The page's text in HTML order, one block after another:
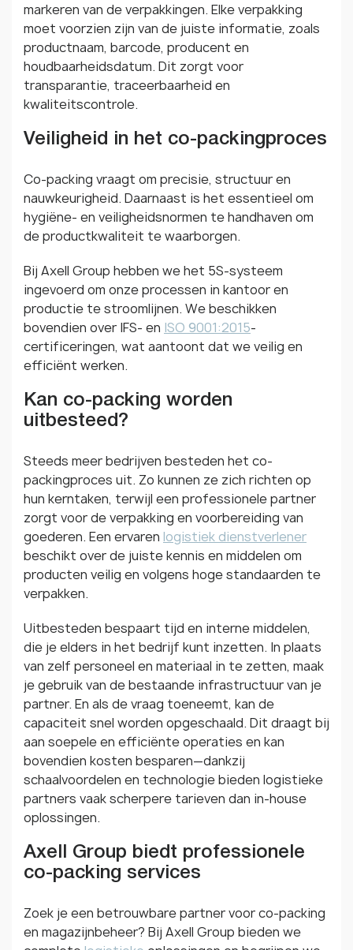
markeren van de verpakkingen. Elke verpakking
moet voorzien zijn van de juiste informatie, zoals
productnaam, barcode, producent en
houdbaarheidsdatum. Dit zorgt voor
transparantie, traceerbaarheid en
kwaliteitscontrole.
Veiligheid in het co-packingproces
Co-packing vraagt om precisie, structuur en
nauwkeurigheid. Daarnaast is het essentieel om
hygiëne- en veiligheidsnormen te handhaven om
de productkwaliteit te waarborgen.
Bij Axell Group hebben we het 5S-systeem
ingevoerd om onze processen in kantoor en
productie te stroomlijnen. We beschikken
bovendien over IFS- en ISO 9001:2015-
certificeringen, wat aantoont dat we veilig en
efficiënt werken.
Kan co-packing worden
uitbesteed?
Steeds meer bedrijven besteden het co-
packingproces uit. Zo kunnen ze zich richten op
hun kerntaken, terwijl een professionele partner
zorgt voor de verpakking en voorbereiding van
goederen. Een ervaren logistiek dienstverlener
beschikt over de juiste kennis en middelen om
producten veilig en volgens hoge standaarden te
verpakken.
Uitbesteden bespaart tijd en interne middelen,
die je elders in het bedrijf kunt inzetten. In plaats
van zelf personeel en materiaal in te zetten, maak
je gebruik van de bestaande infrastructuur van je
partner. En als de vraag toeneemt, kan de
capaciteit snel worden opgeschaald. Dit draagt bij
aan soepele en efficiënte operaties en kan
bovendien kosten besparen—dankzij
schaalvoordelen en technologie bieden logistieke
partners vaak scherpere tarieven dan in-house
oplossingen.
Axell Group biedt professionele
co-packing services
Zoek je een betrouwbare partner voor co-packing
en magazijnbeheer? Bij Axell Group bieden we